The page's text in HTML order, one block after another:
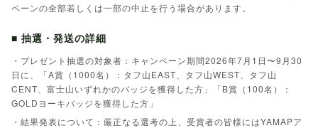
ペーンの全部若しくは一部の中止を行う場合があります。
■ 抽選・発送の詳細
・プレゼント抽選の対象者：キャンペーン期間2026年7月1日〜9月30
日に、「A賞（1000名）：タフ山EAST、タフ山WEST、タフ山
CENT、富士山いずれかのバッジを獲得した方」「B賞（100名）：
GOLDヨーキバッジを獲得した方」
・結果発表について：厳正なる選考の上、受賞者の皆様にはYAMAPア